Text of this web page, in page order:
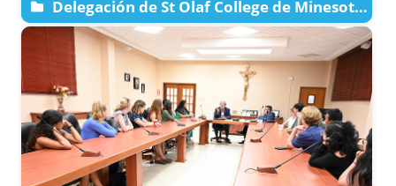
Delegación de St Olaf College de Minesota
Visita La PUCPR Campus de Ponce